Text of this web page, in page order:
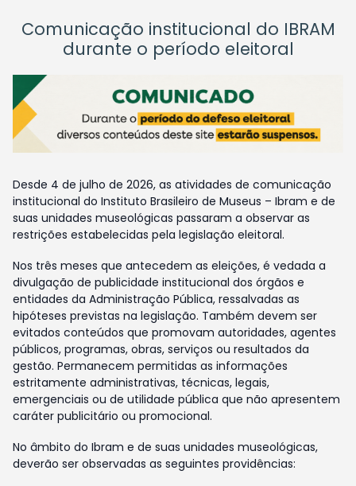
Comunicação institucional do IBRAM
durante o período eleitoral
Desde 4 de julho de 2026, as atividades de comunicação
institucional do Instituto Brasileiro de Museus – Ibram e de
suas unidades museológicas passaram a observar as
restrições estabelecidas pela legislação eleitoral.
Nos três meses que antecedem as eleições, é vedada a
divulgação de publicidade institucional dos órgãos e
entidades da Administração Pública, ressalvadas as
hipóteses previstas na legislação. Também devem ser
evitados conteúdos que promovam autoridades, agentes
públicos, programas, obras, serviços ou resultados da
gestão. Permanecem permitidas as informações
estritamente administrativas, técnicas, legais,
emergenciais ou de utilidade pública que não apresentem
caráter publicitário ou promocional.
No âmbito do Ibram e de suas unidades museológicas,
deverão ser observadas as seguintes providências: